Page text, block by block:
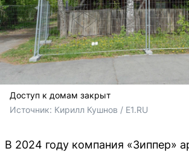
Доступ к домам закрыт
Источник: Кирилл Кушнов / E1.RU
В 2024 году компания «Зиппер»